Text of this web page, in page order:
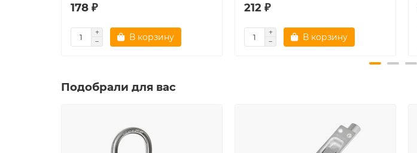
178 ₽
В корзину
212 ₽
В корзину
Подобрали для вас